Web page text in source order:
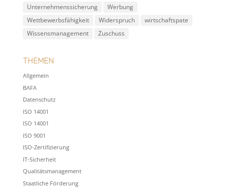
Unternehmenssicherung
Werbung
Wettbewerbsfähigkeit
Widerspruch
wirtschaftspate
Wissensmanagement
Zuschuss
Themen
Allgemein
BAFA
Datenschutz
ISO 14001
ISO 14001
ISO 9001
ISO-Zertifizierung
IT-Sicherheit
Qualitätsmanagement
Staatliche Förderung